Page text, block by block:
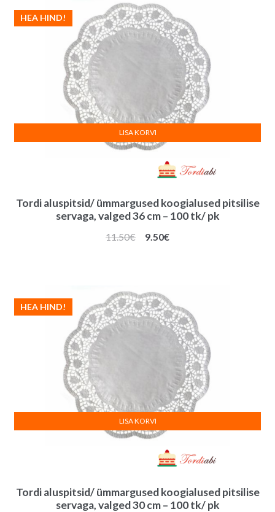
Tordi aluspitsid/ ümmargused koogialused pitsilise
servaga, valged 36 cm – 100 tk/ pk
HEA HIND!
11.50€
Algne
9.50€Praegune
LISA KORVI
Tordi aluspitsid/ ümmargused koogialused pitsilise
servaga, valged 30 cm – 100 tk/ pk
HEA HIND!
LISA KORVI